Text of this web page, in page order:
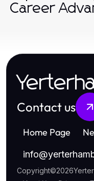
Career
Contact us
Home Page
info@
Copyright©2026